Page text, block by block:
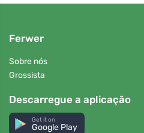
Ferwer
Sobre nós
Grossista
Descarregue a aplicação
Get it on
Google Play